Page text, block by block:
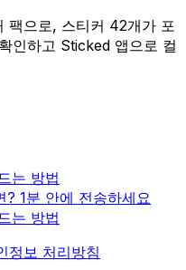
팩으로, 스티커 42개가 포
인하고 Sticked 앱으로 컬
는 방법
1분 안에 전송하세요
는 방법
정보 처리방침